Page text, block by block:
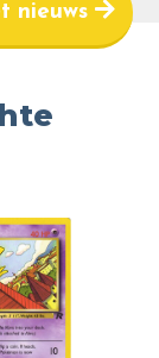
nieuws